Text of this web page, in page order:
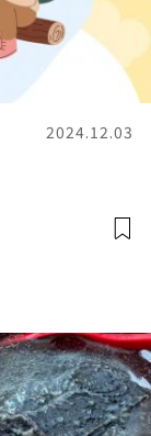
2024.12.03